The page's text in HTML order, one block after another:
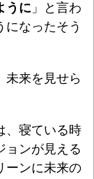
うに 」と言わ
になったそう
未来を見せら
、寝ている時
ョンが見える
ーンに未来の